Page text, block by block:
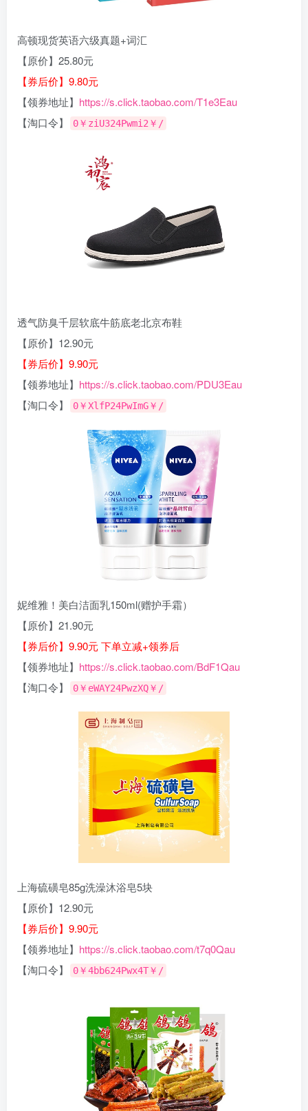
高顿现货英语六级真题+词汇
【原价】25.80元
【券后价】9.80元
【领券地址】 https://s.click.taobao.com/T1e3Eau
【淘口令】
0￥ziU324Pwmi2￥/
透气防臭千层软底牛筋底老北京布鞋
【原价】12.90元
【券后价】9.90元
【领券地址】 https://s.click.taobao.com/PDU3Eau
【淘口令】
0￥XlfP24PwImG￥/
妮维雅！美白洁面乳150ml(赠护手霜）
【原价】21.90元
【券后价】9.90元 下单立减+领券后
【领券地址】 https://s.click.taobao.com/BdF1Qau
【淘口令】
0￥eWAY24PwzXQ￥/
上海硫磺皂85g洗澡沐浴皂5块
【原价】12.90元
【券后价】9.90元
【领券地址】 https://s.click.taobao.com/t7q0Qau
【淘口令】
0￥4bb624Pwx4T￥/